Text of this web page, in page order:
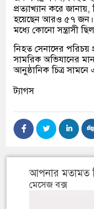
প্রত্যাখ্যান করে
হয়েছেন আরও ৫৭ জন।
মধ্যে কোনো সন্ত্রাসী
নিহত সেনাদের
সামরিক অভিযানের
আনুষ্ঠানিক চিত্র
ট্যাগস
আপনার মতামত
মেসেজ বক্স